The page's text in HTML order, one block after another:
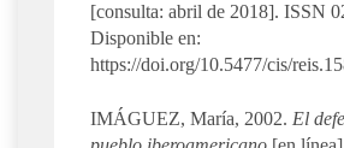
[consulta: abril de 2018]. ISSN
Disponible en:
https://doi.org/10.5477/cis/
IMÁGUEZ, María, 2002. El